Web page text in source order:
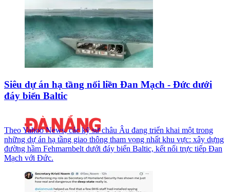
Siêu dự án hạ tầng nối liền Đan Mạch - Đức dưới
đáy biển Baltic
Theo Yahoo News, các kỹ sư châu Âu đang triển khai một trong
những dự án hạ tầng giao thông tham vọng nhất khu vực: xây dựng
đường hầm Fehmarnbelt dưới đáy biển Baltic, kết nối trực tiếp Đan
Mạch với Đức.